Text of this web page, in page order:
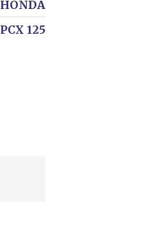
HONDA
PCX 125